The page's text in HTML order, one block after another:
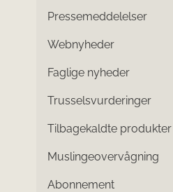
Pressemeddelelser
Webnyheder
Faglige nyheder
Trusselsvurderinger
Tilbagekaldte produkter
Muslingeovervågning
Abonnement